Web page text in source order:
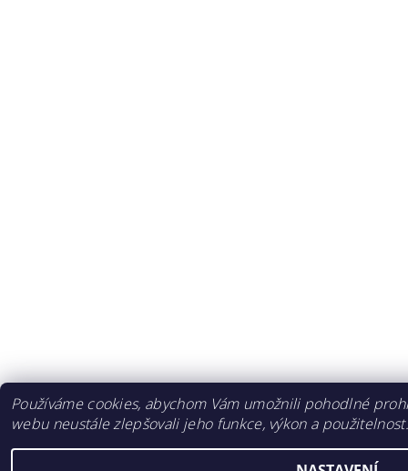
Používáme cookies, abychom Vám umožnili pohodlné
webu neustále zlepšovali jeho funkce, výkon a použitelnost.